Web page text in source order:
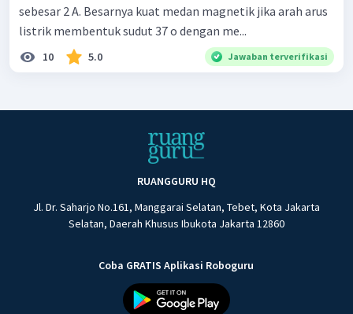
sebesar 2 A. Besarnya kuat medan magnetik jika arah arus
listrik membentuk sudut 37 o dengan me...
10 5.0 Jawaban terverifikasi
RUANGGURU HQ
Jl. Dr. Saharjo No.161, Manggarai Selatan, Tebet, Kota Jakarta
Selatan, Daerah Khusus Ibukota Jakarta 12860
Coba GRATIS Aplikasi Roboguru